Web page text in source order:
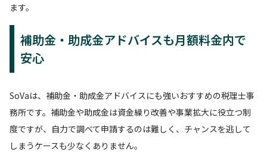
ます。
補助金・助成金アドバイスも月額料金内で
安心
SoVaは、補助金・助成金アドバイスにも強いおすすめの税理士事
務所です。補助金や助成金は資金繰り改善や事業拡大に役立つ制
度ですが、自力で調べて申請するのは難しく、チャンスを逃して
しまうケースも少なくありません。